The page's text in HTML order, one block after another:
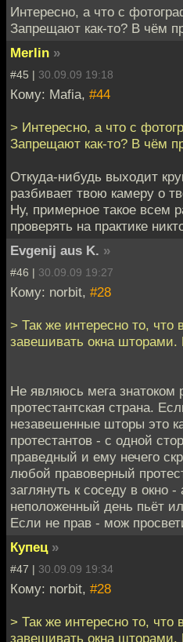
Интересно, а что с
Запрещают как-то? В чём
Merlin »
#45 | 30.09.09 19:18
Кому: Mafia, #44
> Интересно, а что с
Запрещают как-то? В чём
Откуда-нибудь выходит
разбивает твою камеру о
Ну, примерное такое всем
проверять на практике
Evgenij aus K. »
#46 | 30.09.09 19:27
Кому: norbit, #28
> Так же интересно то, что
завешивать окна
Не являюсь мега знатоком
протестантская страна.
незавешенные шторы это
протестантов - с одной
праведный и ему нечего
любой правоверный
заглянуть к соседу в окно
неположенный день пьёт
Если не прав - мож
Купец »
#47 | 30.09.09 19:34
Кому: norbit, #28
> Так же интересно то, что
завешивать окна